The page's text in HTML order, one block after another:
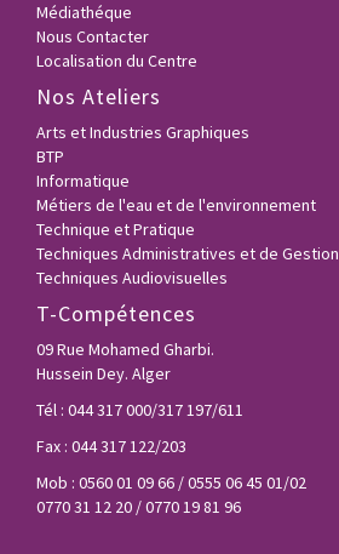
Médiathéque
Nous Contacter
Localisation du Centre
Nos Ateliers
Arts et Industries Graphiques
BTP
Informatique
Métiers de l'eau et de l'environnement
Technique et Pratique
Techniques Administratives et de Gestion
Techniques Audiovisuelles
T-Compétences
09 Rue Mohamed Gharbi.
Hussein Dey. Alger
Tél : 044 317 000/317 197/611
Fax : 044 317 122/203
Mob : 0560 01 09 66 / 0555 06 45 01/02
0770 31 12 20 / 0770 19 81 96